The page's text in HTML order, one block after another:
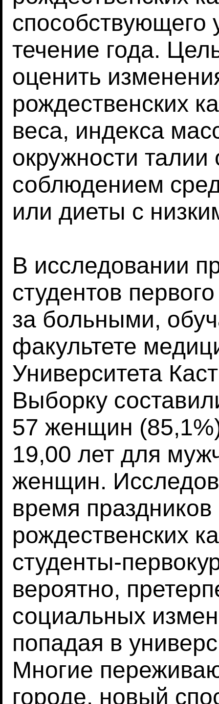
способствующего
течение года.
оценить
рождественских
веса, индекса
окружности талии
соблюдением
или диеты с
В исследовании
студентов
за больными,
факультете
Университета
Выборку
57 женщин
19,00 лет для
женщин.
время
рождественских
студенты-
вероятно,
социальных
попадая в
Многие
городе, новый